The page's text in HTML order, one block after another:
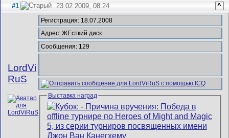
#1 23.02.2009, 08:24 ^
LordVi
RuS
Регистрация: 18.07.2008
Адрес: ЖЕсткий диск
Сообщения: 129
Выставка наград